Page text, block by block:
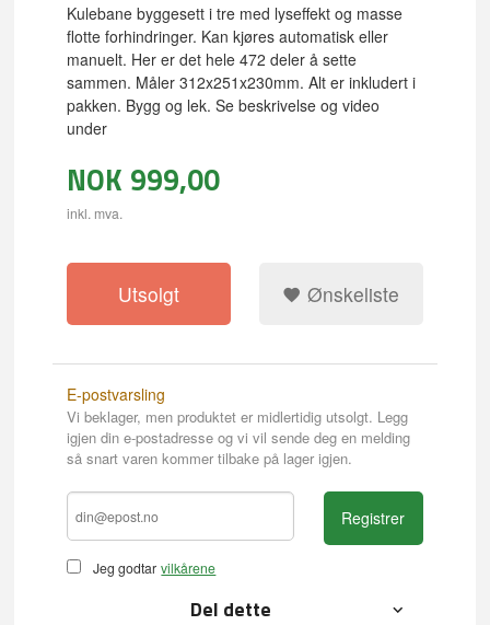
Kulebane byggesett i tre med lyseffekt og masse
flotte forhindringer. Kan kjøres automatisk eller
manuelt. Her er det hele 472 deler å sette
sammen. Måler 312x251x230mm. Alt er inkludert i
pakken. Bygg og lek. Se beskrivelse og video
under
NOK 999,00
inkl. mva.
Utsolgt Ønskeliste
E-postvarsling
Vi beklager, men produktet er midlertidig utsolgt. Legg
igjen din e-postadresse og vi vil sende deg en melding
så snart varen kommer tilbake på lager igjen.
Jeg godtar vilkårene
Registrer
Del dette